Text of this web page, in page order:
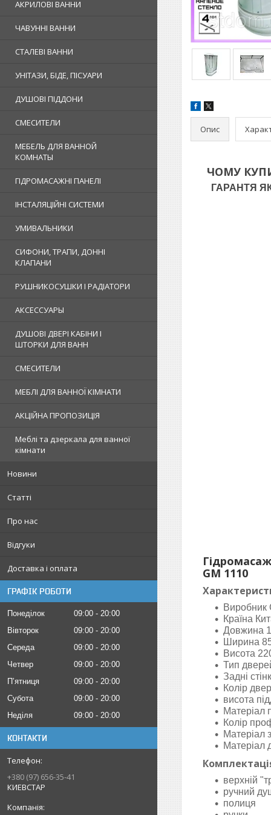
АКРИЛОВІ ВАННИ
ЧАВУННІ ВАННИ
СТАЛЕВІ ВАННИ
УНІТАЗИ, БІДЕ, ПІСУАРИ
ДУШОВІ ПІДДОНИ
СМЕСИТЕЛИ
МЕБЕЛЬ ДЛЯ ВАННОЙ
КОМНАТЫ
ГІДРОМАСАЖНІ ПАНЕЛІ
ІНСТАЛЯЦІЙНІ СИСТЕМИ
УМИВАЛЬНИКИ
СИФОНИ, ТРАПИ, ДОННІ
КЛАПАНИ
РУШНИКОСУШКИ І РАДІАТОРИ
АКСЕССУАРЫ
ДУШОВІ ДВЕРІ КАБІНИ І
ШТОРКИ ДЛЯ ВАНН
СМЕСИТЕЛИ
МЕБЛІ ДЛЯ ВАННОЇ КІМНАТИ
АКЦІЙНА ПРОПОЗИЦІЯ
Меблі та дзеркала для ванної
кімнати
Новини
Статті
Про нас
Відгуки
Доставка і оплата
ГРАФІК РОБОТИ
Понеділок 09:00
20:00
Вівторок
09:00
20:00
Середа
09:00
20:00
Четвер
09:00
20:00
Пʼятниця
09:00
20:00
Субота
09:00
20:00
Неділя
09:00 20:00
КОНТАКТИ
+380 (97) 656-35-41
КИЕВСТАР
Опис
ЧОМУ
ГАРАНТЯ
GM 1110
Виробник
Країна
Довжина
Ширина
Висота
Тип
Задні
Колір
висота
Матеріал
Колір
Матеріал
Матеріал
верхній
ручний
полиця